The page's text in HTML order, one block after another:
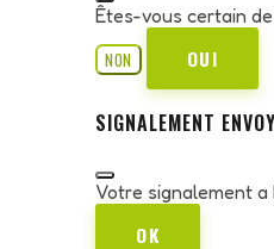
Êtes-vous certain
NON
OUI
SIGNALEMENT
Votre signalement a
OK